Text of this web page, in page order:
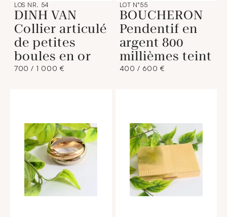
LOS NR. 54
DINH VAN
Collier articulé
de petites
boules en or
700 / 1 000 €
LOT N°55
BOUCHERON
Pendentif en
argent 800
millièmes teint
400 / 600 €